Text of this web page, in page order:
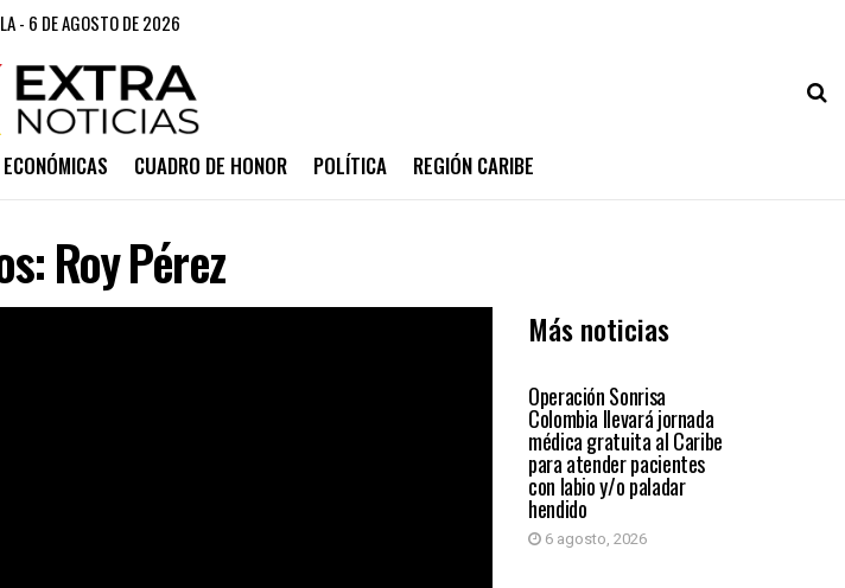
- 6 DE AGOSTO DE 2026
ECONÓMICAS CUADRO DE HONOR POLÍTICA REGIÓN CARIBE
Roy Pérez
Más noticias
PRIMER PLANO
Operación Sonrisa
Colombia llevará jornada
médica gratuita al Caribe
para atender pacientes
con labio y/o paladar
hendido
6 agosto, 2026
PRIMER PLANO